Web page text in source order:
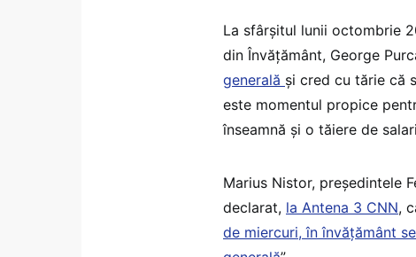
La sfârșitul lunii octombrie
din Învățământ, George
generală și cred cu tărie că
este momentul propice
înseamnă și o tăiere de
Marius Nistor, președintele
declarat, la Antena 3 CNN,
de miercuri, în învățământ